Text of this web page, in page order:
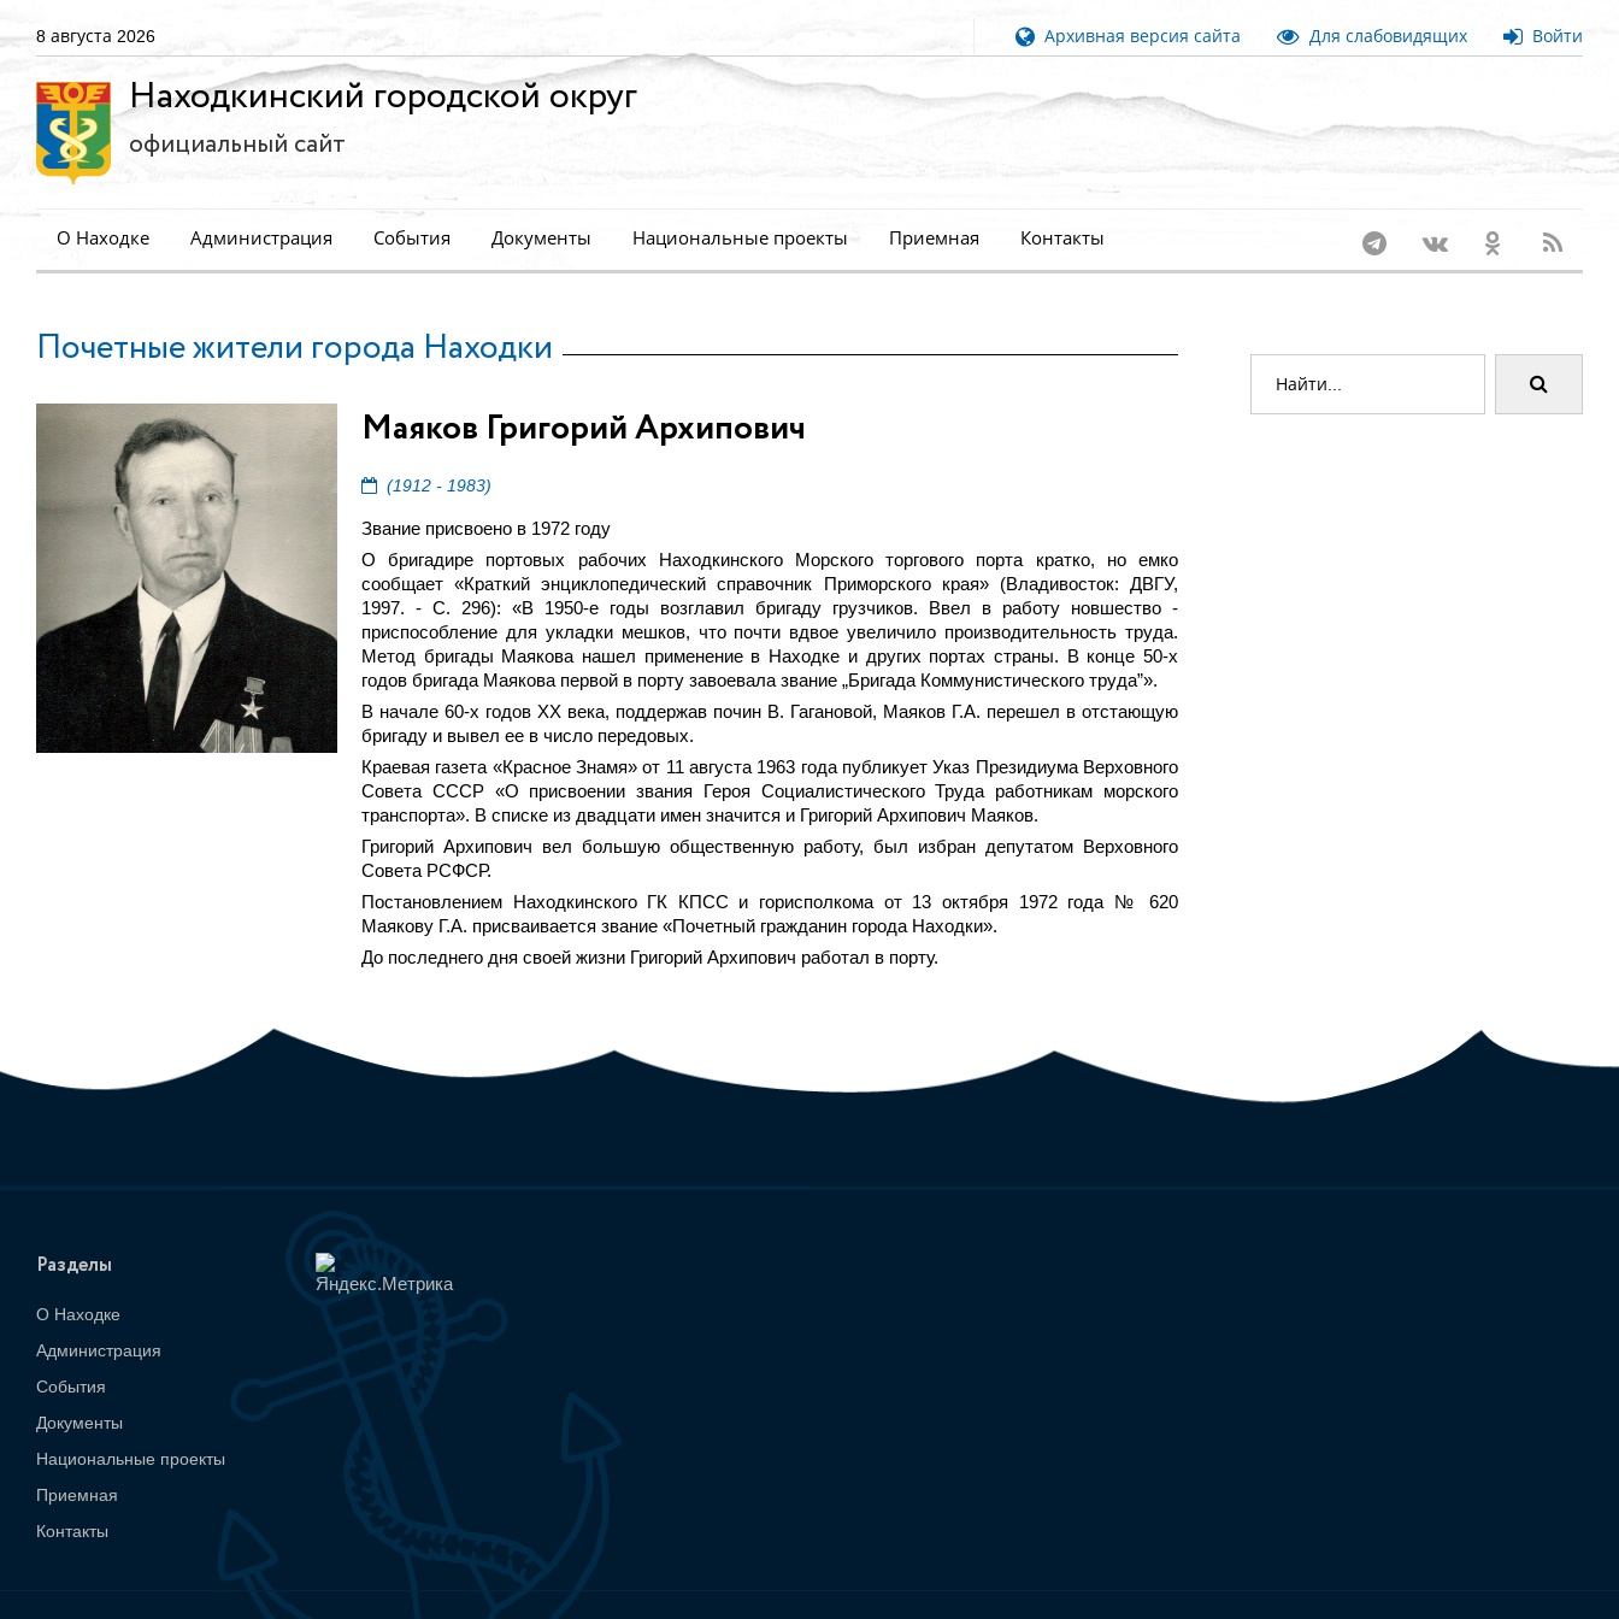
8 августа 2026 Архивная версия сайта Для слабовидящих Войти
Находкинский городской округ
официальный сайт
О Находке Администрация События Документы Национальные проекты Приемная Контакты
Почетные жители города Находки
Маяков Григорий Архипович
(1912 - 1983)
Звание присвоено в 1972 году
О бригадире портовых рабочих Находкинского Морского торгового порта кратко, но емко
сообщает «Краткий энциклопедический справочник Приморского края» (Владивосток: ДВГУ,
1997. - С. 296): «В 1950-е годы возглавил бригаду грузчиков. Ввел в работу новшество -
приспособление для укладки мешков, что почти вдвое увеличило производительность труда.
Метод бригады Маякова нашел применение в Находке и других портах страны. В конце 50-х
годов бригада Маякова первой в порту завоевала звание „Бригада Коммунистического труда”».
В начале 60-х годов XX века, поддержав почин В. Гагановой, Маяков Г.А. перешел в отстающую
бригаду и вывел ее в число передовых.
Краевая газета «Красное Знамя» от 11 августа 1963 года публикует Указ Президиума Верховного
Совета СССР «О присвоении звания Героя Социалистического Труда работникам морского
транспорта». В списке из двадцати имен значится и Григорий Архипович Маяков.
Григорий Архипович вел большую общественную работу, был избран депутатом Верховного
Совета РСФСР.
Постановлением Находкинского ГК КПСС и горисполкома от 13 октября 1972 года № 620
Маякову Г.А. присваивается звание «Почетный гражданин города Находки».
До последнего дня своей жизни Григорий Архипович работал в порту.
Разделы
О Находке
Администрация
События
Документы
Национальные проекты
Приемная
Контакты